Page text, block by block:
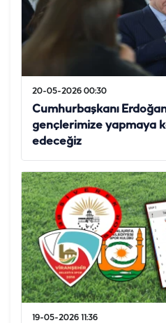
20-05-2026 00:30
Cumhurbaşkanı
gençlerimize yapmaya
edeceğiz
19-05-2026 11:36